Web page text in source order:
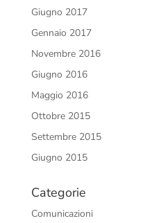
Giugno 2017
Gennaio 2017
Novembre 2016
Giugno 2016
Maggio 2016
Ottobre 2015
Settembre 2015
Giugno 2015
Categorie
Comunicazioni